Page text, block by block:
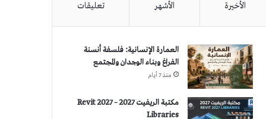
الأخيرة الأشهر تعليقات
العمارة الإنسانية: فلسفة أنسنة
الفراغ وبناء الوجدان والمجتمع
منذ 7 أيام
مكتبة الريفيت 2027 – Revit 2027
Libraries